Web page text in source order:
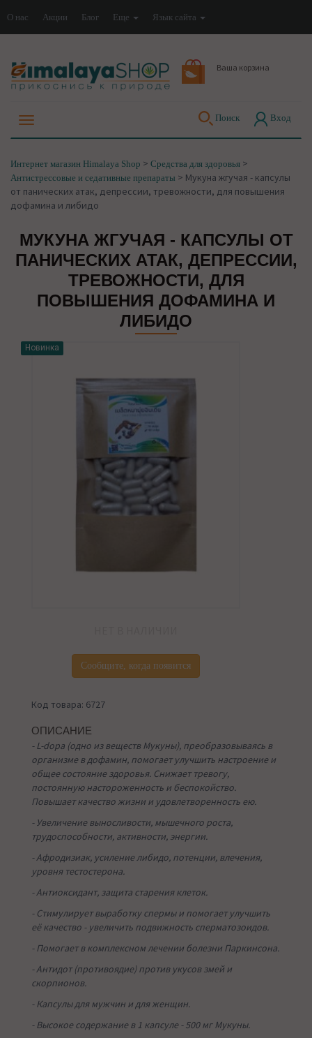
О нас Акции Блог Еще Язык сайта
Ваша корзина
Поиск Вход
Интернет магазин Himalaya Shop > Средства для здоровья >
Антистрессовые и седативные препараты > Мукуна жгучая - капсулы
от панических атак, депрессии, тревожности, для повышения
дофамина и либидо
МУКУНА ЖГУЧАЯ - КАПСУЛЫ ОТ
ПАНИЧЕСКИХ АТАК, ДЕПРЕССИИ,
ТРЕВОЖНОСТИ, ДЛЯ
ПОВЫШЕНИЯ ДОФАМИНА И
ЛИБИДО
Новинка
Сообщите, когда появится
Код товара: 6727
ОПИСАНИЕ
- L-dopa (одно из веществ Мукуны), преобразовываясь в
организме в дофамин, помогает улучшить настроение и
общее состояние здоровья. Снижает тревогу,
постоянную настороженность и беспокойство.
Повышает качество жизни и удовлетворенность ею.
- Увеличение выносливости, мышечного роста,
трудоспособности, активности, энергии.
- Афродизиак, усиление либидо, потенции, влечения,
уровня тестостерона.
- Антиоксидант, защита старения клеток.
- Стимулирует выработку спермы и помогает улучшить
её качество - увеличить подвижность сперматозоидов.
- Помогает в комплексном лечении болезни Паркинсона.
- Антидот (противоядие) против укусов змей и
скорпионов.
- Капсулы для мужчин и для женщин.
- Высокое содержание в 1 капсуле - 500 мг Мукуны.